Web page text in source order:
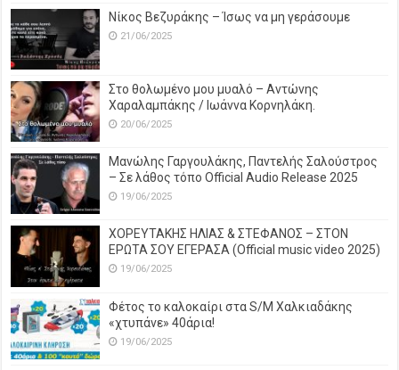
Νίκος Βεζυράκης – Ίσως να μη γεράσουμε
21/06/2025
Στο θολωμένο μου μυαλό – Αντώνης
Χαραλαμπάκης / Ιωάννα Κορνηλάκη.
20/06/2025
Μανώλης Γαργουλάκης, Παντελής Σαλούστρος
– Σε λάθος τόπο Official Audio Release 2025
19/06/2025
ΧΟΡΕΥΤΑΚΗΣ ΗΛΙΑΣ & ΣΤΕΦΑΝΟΣ – ΣΤΟΝ
ΕΡΩΤΑ ΣΟΥ ΕΓΕΡΑΣΑ (Official music video 2025)
19/06/2025
Φέτος το καλοκαίρι στα S/M Χαλκιαδάκης
«χτυπάνε» 40άρια!
19/06/2025